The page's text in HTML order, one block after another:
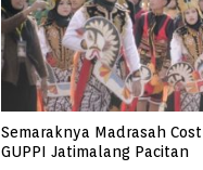
Semaraknya Madrasah
GUPPI Jatimalang Pacitan